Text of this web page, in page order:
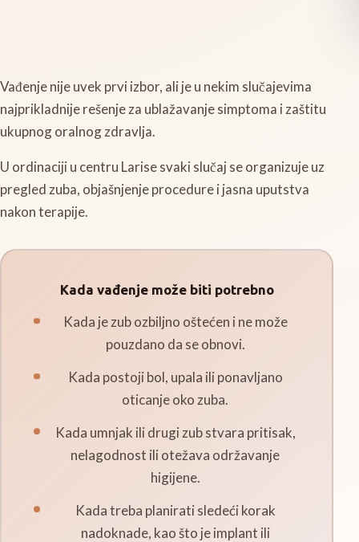
Vađenje nije uvek prvi izbor, ali je u nekim slučajevima
najprikladnije rešenje za ublažavanje simptoma i zaštitu
ukupnog oralnog zdravlja.
U ordinaciji u centru Larise svaki slučaj se organizuje uz
pregled zuba, objašnjenje procedure i jasna uputstva
nakon terapije.
Kada vađenje može biti potrebno
Kada je zub ozbiljno oštećen i ne može
pouzdano da se obnovi.
Kada postoji bol, upala ili ponavljano
oticanje oko zuba.
Kada umnjak ili drugi zub stvara pritisak,
nelagodnost ili otežava održavanje
higijene.
Kada treba planirati sledeći korak
nadoknade, kao što je implant ili